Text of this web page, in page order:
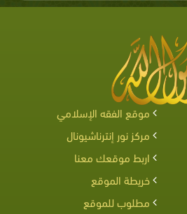
موقع الفقه الإسلامي
مركز نور إنترناشيونال
اربط موقعك معنا
خريطة الموقع
مطلوب للموقع